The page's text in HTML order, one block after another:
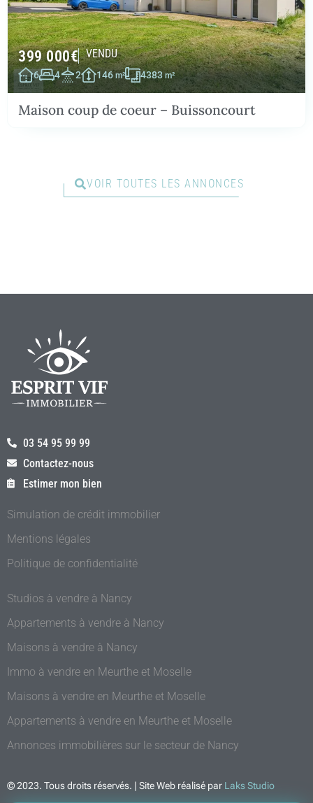
399 000€ VENDU
6 4 2 146m² 4383m²
Maison coup de coeur – Buissoncourt
VOIR TOUTES LES ANNONCES
03 54 95 99 99
Contactez-nous
Estimer mon bien
Simulation de crédit immobilier
Mentions légales
Politique de confidentialité
Studios à vendre à Nancy
Appartements à vendre à Nancy
Maisons à vendre à Nancy
Immo à vendre en Meurthe et Moselle
Maisons à vendre en Meurthe et Moselle
Appartements à vendre en Meurthe et Moselle
Annonces immobilières sur le secteur de Nancy
© 2023. Tous droits réservés. | Site Web réalisé par Laks Studio